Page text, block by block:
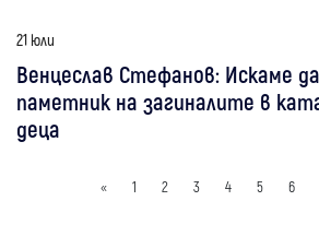
21 юли
Венцеслав Стефанов: Искаме
паметник на загиналите в
деца
« 1 2 3 4 5 6